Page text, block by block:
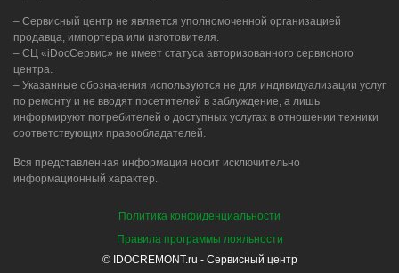
– Сервисный центр не является уполномоченной организацией
продавца, импортера или изготовителя.
– СЦ «iDocСервис» не имеет статуса авторизованного сервисного
центра.
– Указанные обозначения используются не для индивидуализации услуг
по ремонту и не вводят посетителей в заблуждение, а лишь
информируют потребителей о доступных услугах в отношении техники
соответствующих правообладателей.
Вся представленная информация носит исключительно
информационный характер.
Политика конфиденциальности
Правила программы лояльности
© IDOCREMONT.ru - Сервисный центр